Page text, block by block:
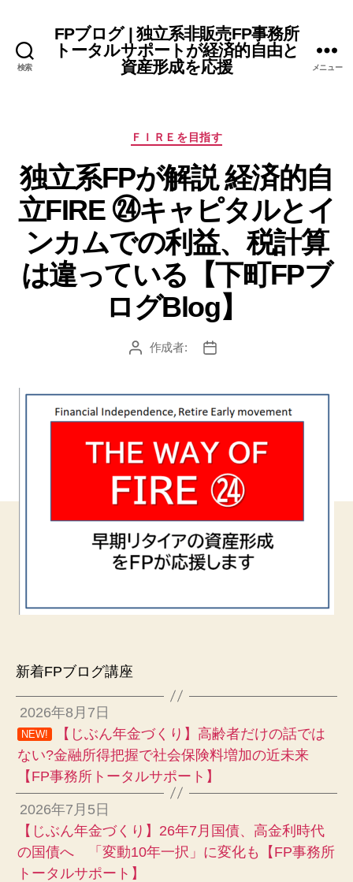
検索
FPブログ | 独立系非販売FP事務所
トータルサポートが経済的自由と
資産形成を応援
メニュー
カ
ゴ
リ
ー
ＦＩＲＥを目指す
独立系FPが解説 経済的自
立FIRE ㉔キャピタルとイ
ンカムでの利益、税計算
は違っている【下町FPブ
ログBlog】
投 作成者:
投
新着FPブログ講座
2026年8月7日
NEW!
【じぶん年金づくり】高齢者だけの話では
ない?金融所得把握で社会保険料増加の近未来
【FP事務所トータルサポート】
2026年7月5日
【じぶん年金づくり】26年7月国債、高金利時代
の国債へ 「変動10年一択」に変化も【FP事務所
トータルサポート】